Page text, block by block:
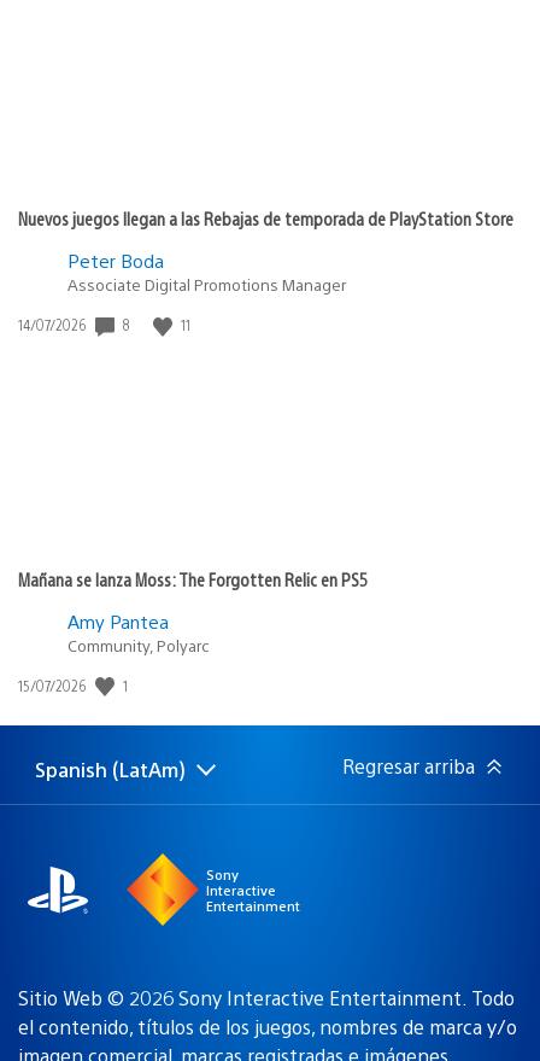
Nuevos juegos llegan a las Rebajas de temporada de PlayStation Store
Peter Boda
Associate Digital Promotions Manager
Fecha
14/07/2026 8 11
Mañana se lanza Moss: The Forgotten Relic en PS5
Amy Pantea
Community, Polyarc
Fecha
publicación:
15/07/2026 1
Elige
una
Región
actual:
Spanish (LatAm) Regresar arriba
Sony
Interactive
Entertainment
Sitio Web © 2026 Sony Interactive Entertainment. Todo
el contenido, títulos de los juegos, nombres de marca y/o
imagen comercial, marcas registradas e imágenes